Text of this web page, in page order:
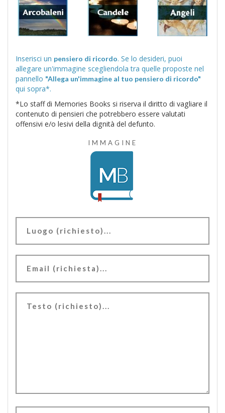
Inserisci un pensiero di ricordo. Se lo desideri, puoi
allegare un'immagine scegliendola tra quelle proposte nel
pannello "Allega un'immagine al tuo pensiero di ricordo"
qui sopra*.
*Lo staff di Memories Books si riserva il diritto di vagliare il
contenuto di pensieri che potrebbero essere valutati
offensivi e/o lesivi della dignità del defunto.
IMMAGINE